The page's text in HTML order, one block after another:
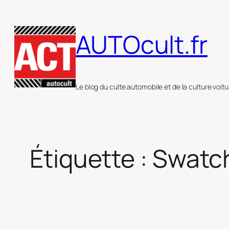
au
contenu
AUTOcult.fr
Le blog du culte automobile et de la culture
Étiquette :